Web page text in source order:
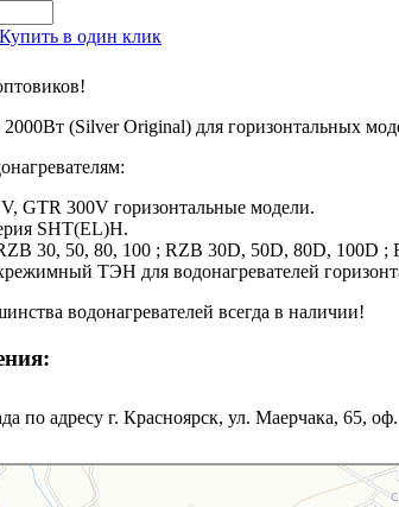
Купить в один клик
(Silver Original) для горизонтальных
GTR 300V горизонтальные модели.
SHT(EL)H.
30, 50, 80, 100 ; RZB 30D, 50D, 80D,
ТЭН для водонагревателей
водонагревателей всегда в наличии!
по адресу г. Красноярск, ул. Маерчака, 65, оф.